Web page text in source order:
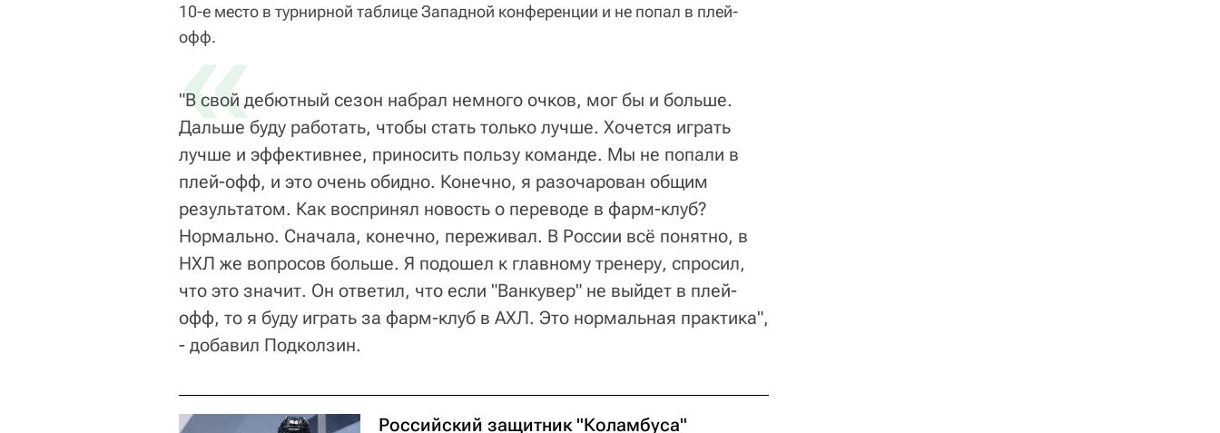
10-е место в турнирной таблице Западной конференции и не попал в плей-
офф.
«
"В свой дебютный сезон набрал немного очков, мог бы и больше.
Дальше буду работать, чтобы стать только лучше. Хочется играть
лучше и эффективнее, приносить пользу команде. Мы не попали в
плей-офф, и это очень обидно. Конечно, я разочарован общим
результатом. Как воспринял новость о переводе в фарм-клуб?
Нормально. Сначала, конечно, переживал. В России всё понятно, в
НХЛ же вопросов больше. Я подошел к главному тренеру, спросил,
что это значит. Он ответил, что если "Ванкувер" не выйдет в плей-
офф, то я буду играть за фарм-клуб в АХЛ. Это нормальная практика",
- добавил Подколзин.
Российский защитник "Коламбуса"